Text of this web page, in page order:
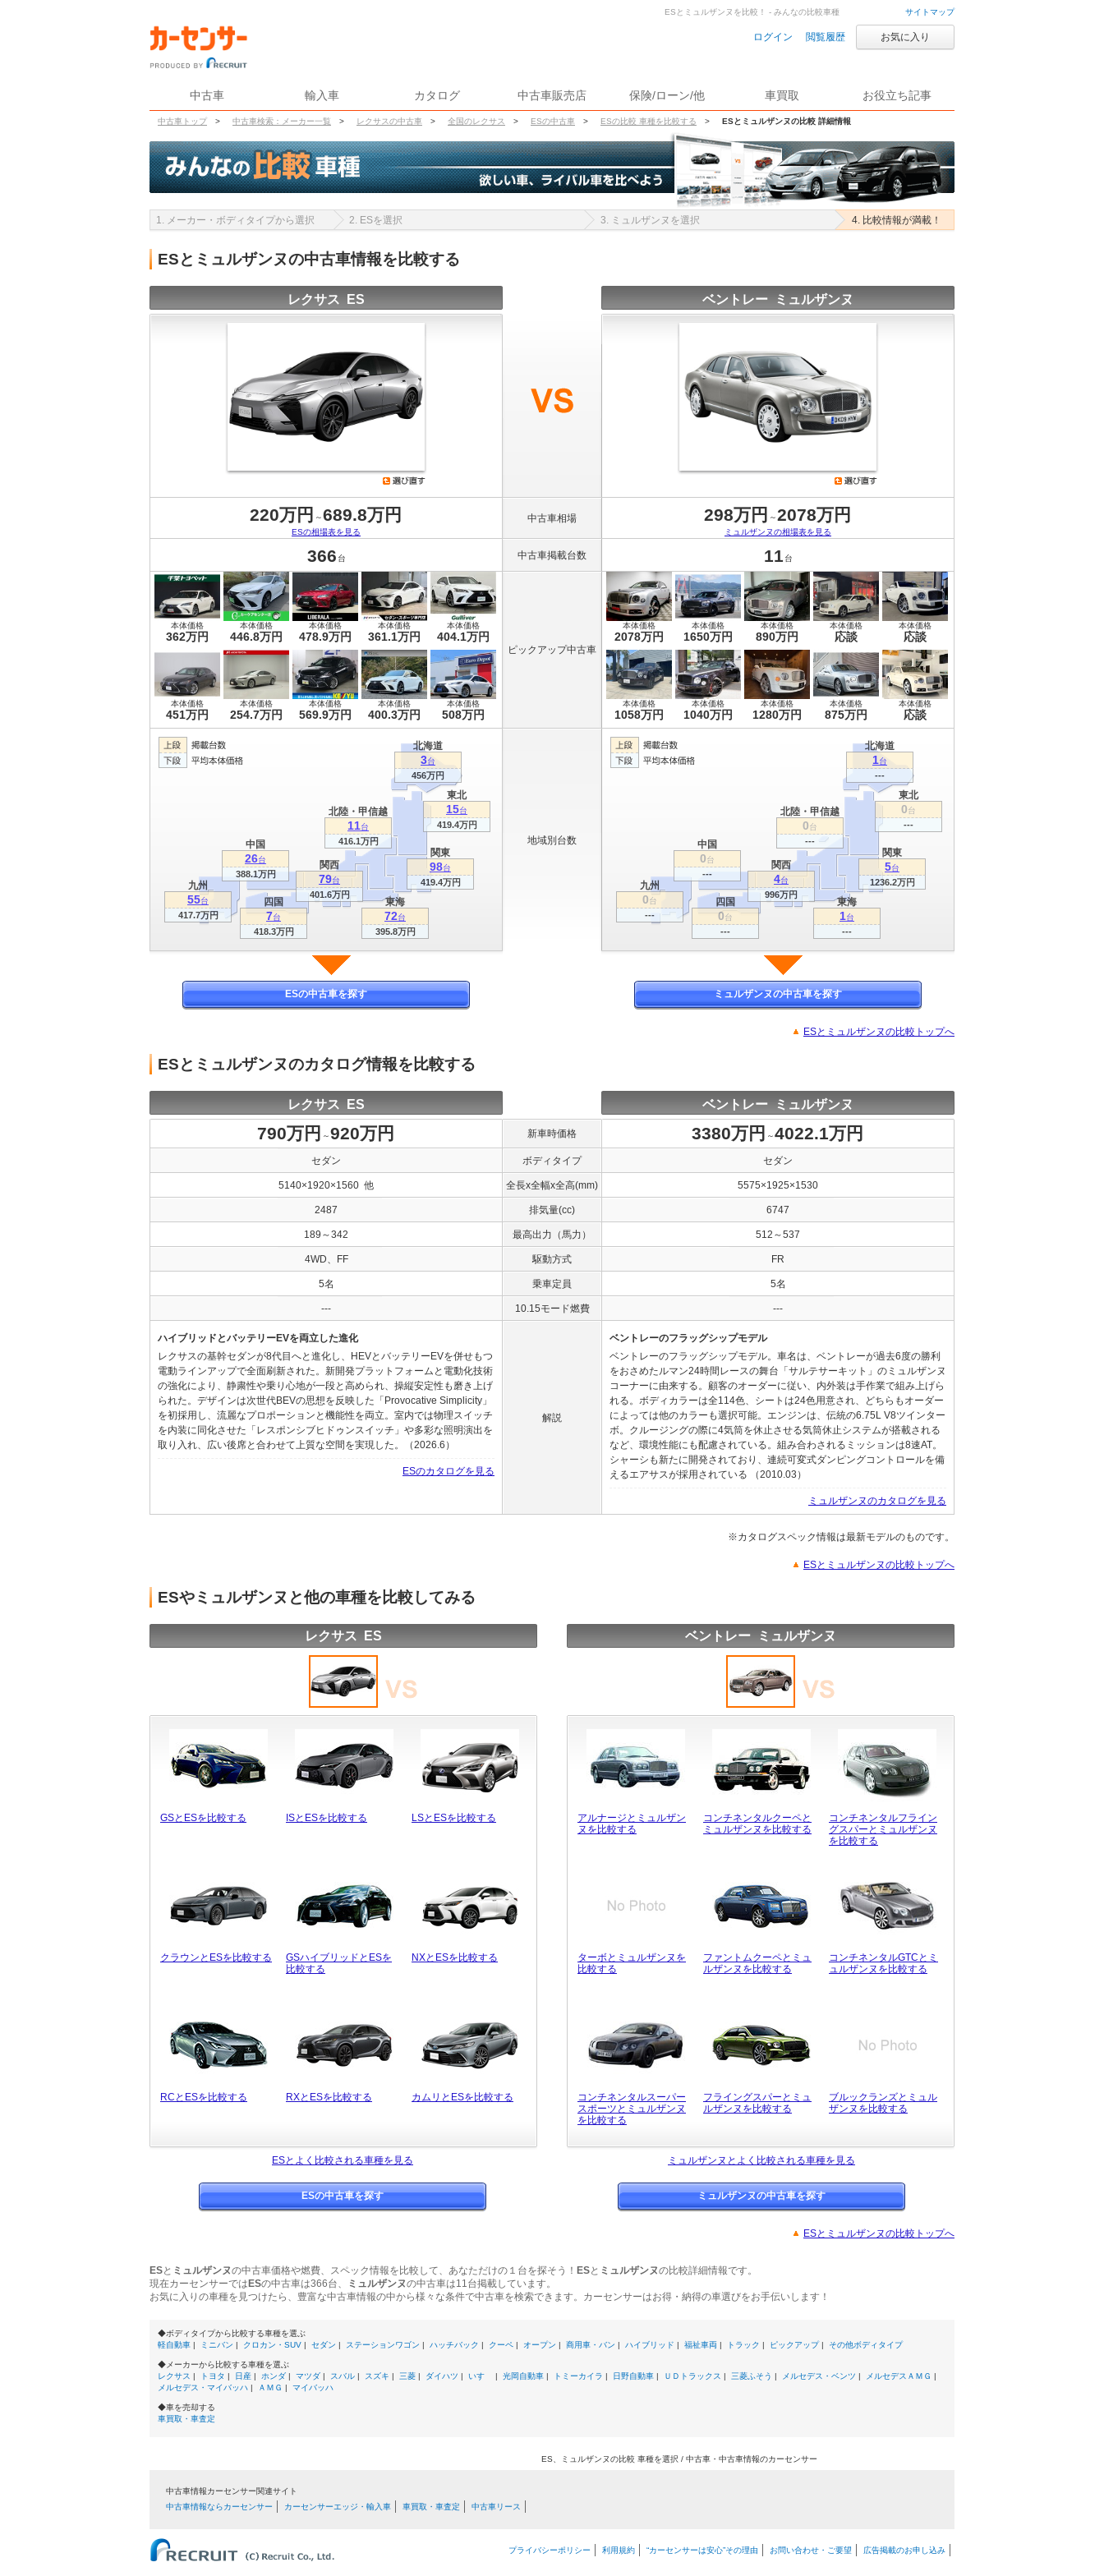
サイトマップ
ログイン 閲覧履歴 お気に入り
中古車 輸入車 カタログ 中古車販売店 保険/ローン/他 車買取 お役立ち記事
中古車トップ > 中古車検索：メーカー一覧 > レクサスの中古車 > 全国のレクサス > ESの中古車 > ESの比較 車種を比較する > ESとミュルザンヌの比較 詳細情報
ESとミュルザンヌを比較！ - みんなの比較車種
1. メーカー・ボディタイプから選択 2. ESを選択 3. ミュルザンヌを選択 4. 比較情報が満載！
ESとミュルザンヌの中古車情報を比較する
レクサス ES ベントレー ミュルザンヌ
220万円 ～689.8万円
ESの相場表を見る
中古車相場 298万円 ～2078万円
ミュルザンヌの相場表を見る
366 台 中古車掲載台数 11 台
本体価格
362万円
本体価格
446.8万円
本体価格
478.9万円
本体価格
361.1万円
本体価格
404.1万円
本体価格
451万円
本体価格
254.7万円
本体価格
569.9万円
本体価格
400.3万円
本体価格
508万円
ピックアップ中古車
本体価格
2078万円
本体価格
1650万円
本体価格
890万円
本体価格
応談
本体価格
応談
本体価格
1058万円
本体価格
1040万円
本体価格
1280万円
本体価格
875万円
本体価格
応談
関東
98台
419.4万円
関西
79台
401.6万円
東海
72台
395.8万円
北海道
3台
456万円
九州
55台
417.7万円
東北
15台
419.4万円
北陸・甲信越
11台
416.1万円
中国
26台
388.1万円
四国
7台
418.3万円
地域別台数
関東
5台
1236.2万円
関西
4台
996万円
東海
1台
---
北海道
1台
---
九州
0台
---
東北
0台
---
北陸・甲信越
0台
---
中国
0台
---
四国
0台
---
ESの中古車を探す ミュルザンヌの中古車を探す
ESとミュルザンヌの比較トップへ
ESとミュルザンヌのカタログ情報を比較する
レクサス ES ベントレー ミュルザンヌ
790万円 ～920万円 新車時価格 3380万円 ～4022.1万円
セダン ボディタイプ セダン
5140×1920×1560 他 全長x全幅x全高(mm) 5575×1925×1530
2487 排気量(cc) 6747
189～342 最高出力（馬力） 512～537
4WD、FF 駆動方式 FR
5名 乗車定員 5名
--- 10.15モード燃費 ---
ハイブリッドとバッテリーEVを両立した進化
レクサスの基幹セダンが8代目へと進化し、HEVとバッテリーEVを併せもつ
電動ラインアップで全面刷新された。新開発プラットフォームと電動化技術
の強化により、静粛性や乗り心地が一段と高められ、操縦安定性も磨き上げ
られた。デザインは次世代BEVの思想を反映した「Provocative Simplicity」
を初採用し、流麗なプロポーションと機能性を両立。室内では物理スイッチ
を内装に同化させた「レスポンシブヒドゥンスイッチ」や多彩な照明演出を
取り入れ、広い後席と合わせて上質な空間を実現した。（2026.6）
ESのカタログを見る
解説
ベントレーのフラッグシップモデル
ベントレーのフラッグシップモデル。車名は、ベントレーが過去6度の勝利
をおさめたルマン24時間レースの舞台「サルテサーキット」のミュルザンヌ
コーナーに由来する。顧客のオーダーに従い、内外装は手作業で組み上げら
れる。ボディカラーは全114色、シートは24色用意され、どちらもオーダー
によっては他のカラーも選択可能。エンジンは、伝統の6.75L V8ツインター
ボ。クルージングの際に4気筒を休止させる気筒休止システムが搭載される
など、環境性能にも配慮されている。組み合わされるミッションは8速AT。
シャーシも新たに開発されており、連続可変式ダンピングコントロールを備
えるエアサスが採用されている （2010.03）
ミュルザンヌのカタログを見る
※カタログスペック情報は最新モデルのものです。
ESとミュルザンヌの比較トップへ
ESやミュルザンヌと他の車種を比較してみる
レクサス ES
GSとESを比較する ISとESを比較する LSとESを比較する
クラウンとESを比較する
GSハイブリッドとESを
比較する
NXとESを比較する
RCとESを比較する RXとESを比較する カムリとESを比較する
ベントレー ミュルザンヌ
アルナージとミュルザン
ヌを比較する
コンチネンタルクーペと
ミュルザンヌを比較する
コンチネンタルフライン
グスパーとミュルザンヌ
を比較する
ターボとミュルザンヌを
比較する
ファントムクーペとミュ
ルザンヌを比較する
コンチネンタルGTCとミ
ュルザンヌを比較する
コンチネンタルスーパー
スポーツとミュルザンヌ
を比較する
フライングスパーとミュ
ルザンヌを比較する
ブルックランズとミュル
ザンヌを比較する
ESとよく比較される車種を見る ミュルザンヌとよく比較される車種を見る
ESの中古車を探す ミュルザンヌの中古車を探す
ESとミュルザンヌの比較トップへ
ESと ミュルザンヌの中古車価格や燃費、スペック情報を比較して、あなただけの１台を探そう！ ESと ミュルザンヌの比較詳細情報です。
現在カーセンサーでは ESの中古車は366台、 ミュルザンヌの中古車は11台掲載しています。
お気に入りの車種を見つけたら、豊富な中古車情報の中から様々な条件で中古車を検索できます。カーセンサーはお得・納得の車選びをお手伝いします！
◆ボディタイプから比較する車種を選ぶ
軽自動車 | ミニバン | クロカン・SUV | セダン | ステーションワゴン | ハッチバック | クーペ | オープン | 商用車・バン | ハイブリッド | 福祉車両 | トラック | ピックアップ| その他ボディタイプ
◆メーカーから比較する車種を選ぶ
レクサス | トヨタ | 日産 | ホンダ | マツダ | スバル | スズキ | 三菱 | ダイハツ | いすゞ | 光岡自動車 | トミーカイラ | 日野自動車 | ＵＤトラックス | 三菱ふそう | メルセデス・ベンツ | メルセデスＡＭＧ |
メルセデス・マイバッハ | ＡＭＧ | マイバッハ
◆車を売却する
車買取・車査定
ES、ミュルザンヌの比較 車種を選択 / 中古車・中古車情報のカーセンサー
中古車情報カーセンサー関連サイト
中古車情報ならカーセンサー
カーセンサーエッジ・輸入車 車買取・車査定 中古車リース
プライバシーポリシー 利用規約 “カーセンサーは安心”その理由 お問い合わせ・ご要望 広告掲載のお申し込み